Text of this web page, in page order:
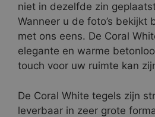
niet in dezelfde zin
Wanneer u de foto’s bekijkt
met ons eens. De Coral
elegante en warme
touch voor uw ruimte kan
De Coral White tegels zijn
leverbaar in zeer grote